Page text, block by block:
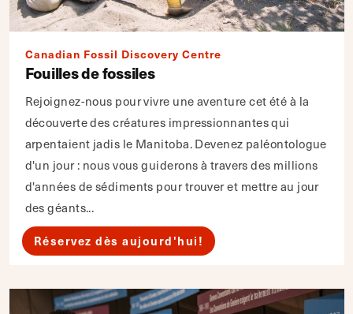
Canadian Fossil Discovery Centre
Fouilles de fossiles
Rejoignez-nous pour vivre une aventure cet été à la
découverte des créatures impressionnantes qui
arpentaient jadis le Manitoba. Devenez paléontologue
d'un jour : nous vous guiderons à travers des millions
d'années de sédiments pour trouver et mettre au jour
des géants...
Réservez dès aujourd'hui!